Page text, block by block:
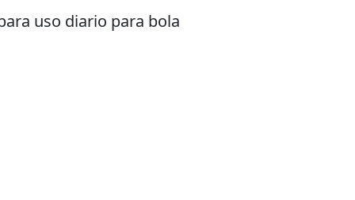
uso diario para bola